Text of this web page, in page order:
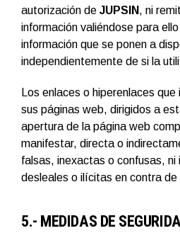
autorización de JUPSIN, ni
información valiéndose para
información que se ponen a
independientemente de si la
Los enlaces o hiperenlaces
sus páginas web, dirigidos a
apertura de la página web
manifestar, directa o
falsas, inexactas o confusas, ni
desleales o ilícitas en contra de
5.- MEDIDAS DE